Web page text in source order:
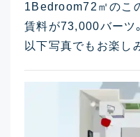
1Bedroom72㎡のこ
賃料が73,000バーツ。
以下写真でもお楽し